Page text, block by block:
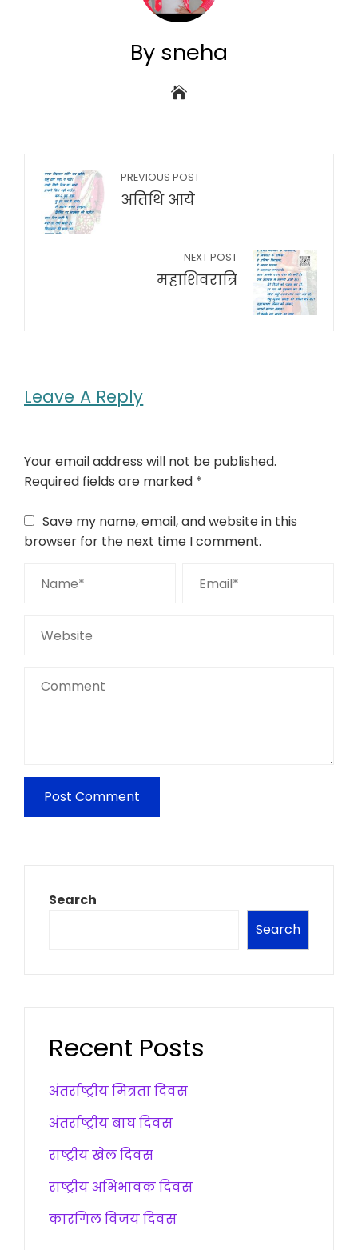
By sneha
PREVIOUS POST
अतिथि आये
NEXT POST
महाशिवरात्रि
Leave A Reply
Your email address will not be published.
Required fields are marked *
Save my name, email, and website in this
browser for the next time I comment.
Search
Search
Recent Posts
अंतर्राष्ट्रीय मित्रता दिवस
अंतर्राष्ट्रीय बाघ दिवस
राष्ट्रीय खेल दिवस
राष्ट्रीय अभिभावक दिवस
कारगिल विजय दिवस